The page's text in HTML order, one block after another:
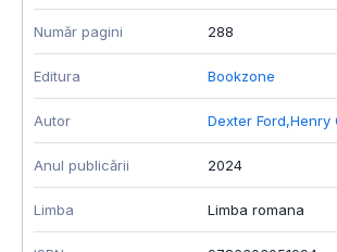
Număr pagini 288
Editura Bookzone
Autor Dexter Ford,Henry
Anul publicării 2024
Limba Limba romana